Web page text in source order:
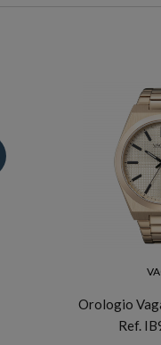
Orologio
Ref.